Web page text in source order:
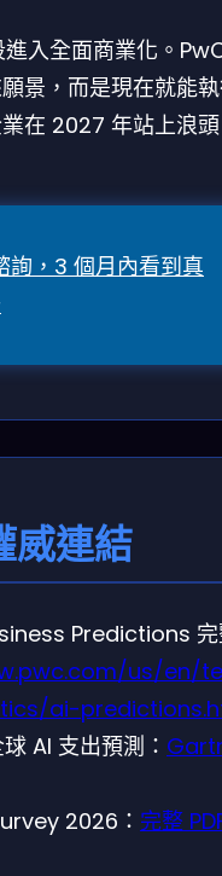
入全面商業化。
景，而是現在就能
在 2027 年站上浪
詢，3 個月內看到真
威連結
Predictions
us/en/
ai-
AI 支出預測：
2026： 完整